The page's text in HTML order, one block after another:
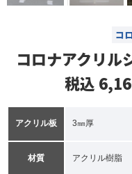
コ
コロナアクリル
税込
アクリル板 3㎜厚
材質 アクリル樹脂